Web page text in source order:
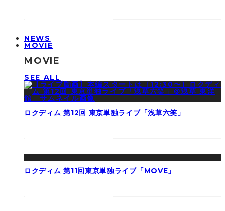
NEWS
MOVIE
MOVIE
SEE ALL
ロクディム 第12回 東京単独ライブ「浅草六笑」
ロクディム 第11回東京単独ライブ「MOVE」